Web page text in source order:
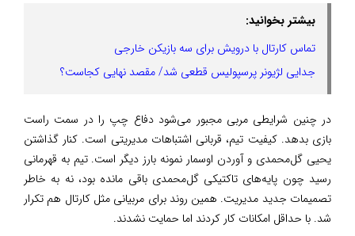
بیشتر بخوانید:
تماس کارتال با درویش برای سه بازیکن خارجی
جدایی لژیونر پرسپولیس قطعی شد/ مقصد نهایی کجاست؟
در چنین شرایطی مربی مجبور می‌شود دفاع چپ را در سمت راست
بازی بدهد. کیفیت تیم، قربانی اشتباهات مدیریتی است. کنار گذاشتن
یحیی گل‌محمدی و آوردن اوسمار نمونه بارز دیگر است. تیم به قهرمانی
رسید چون پایه‌های تاکتیکی گل‌محمدی باقی مانده بود، نه به خاطر
تصمیمات جدید مدیریت. همین روند برای مربیانی مثل کارتال هم تکرار
شد. با حداقل امکانات کار کردند اما حمایت نشدند.